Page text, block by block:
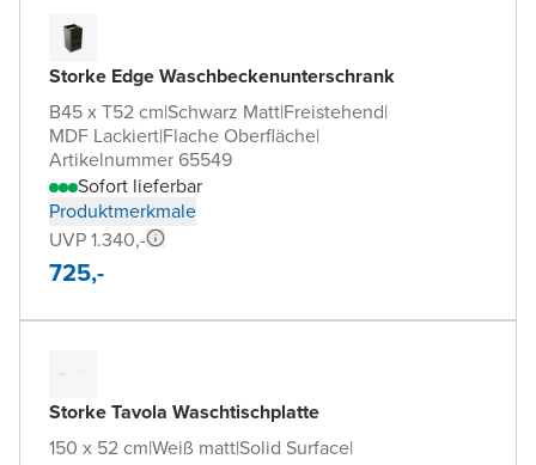
Storke Edge Waschbeckenunterschrank
B45 x T52 cm|Schwarz Matt|Freistehend|
MDF Lackiert|Flache Oberfläche|
Artikelnummer 65549
Sofort lieferbar
Produktmerkmale
UVP 1.340,-
725,-
Storke Tavola Waschtischplatte
150 x 52 cm|Weiß matt|Solid Surface|